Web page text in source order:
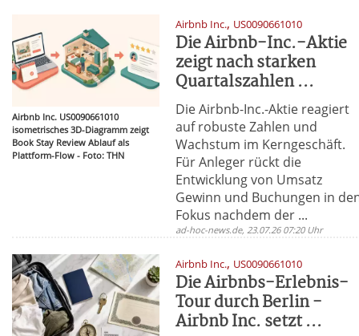
Airbnb Inc. US0090661010
isometrisches 3D-Diagramm zeigt
Book Stay Review Ablauf als
Plattform-Flow - Foto: THN
Airbnb Inc., US0090661010
Die Airbnb-Inc.-Aktie
zeigt nach starken
Quartalszahlen ...
Die Airbnb-Inc.-Aktie reagiert
auf robuste Zahlen und
Wachstum im Kerngeschäft.
Für Anleger rückt die
Entwicklung von Umsatz
Gewinn und Buchungen in
Fokus nachdem der ...
ad-hoc-news.de, 23.07.26 07:20 Uhr
Airbnb Inc., US0090661010
Die Airbnbs-Erlebnis-
Tour durch Berlin -
Airbnb Inc. setzt ...